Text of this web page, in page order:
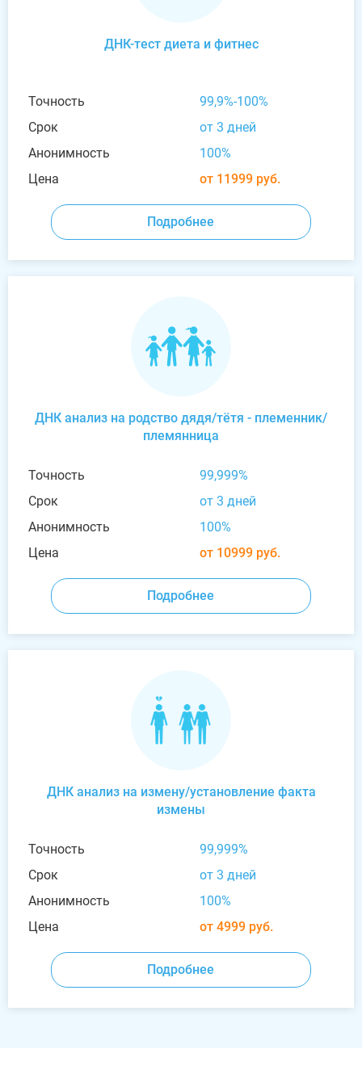
ДНК-тест диета и фитнес
Точность
99,9%-100%
Срок
от 3 дней
Анонимность
100%
Цена
от 11999 руб.
Подробнее
ДНК анализ на родство дядя/тётя - племенник/
племянница
Точность
99,999%
Срок
от 3 дней
Анонимность
100%
Цена
от 10999 руб.
Подробнее
ДНК анализ на измену/установление факта
измены
Точность
99,999%
Срок
от 3 дней
Анонимность
100%
Цена
от 4999 руб.
Подробнее